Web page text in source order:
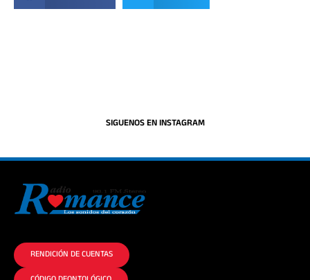
SIGUENOS EN INSTAGRAM
RENDICIÓN DE CUENTAS